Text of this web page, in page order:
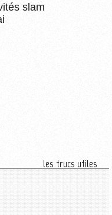
slam
les trucs utiles